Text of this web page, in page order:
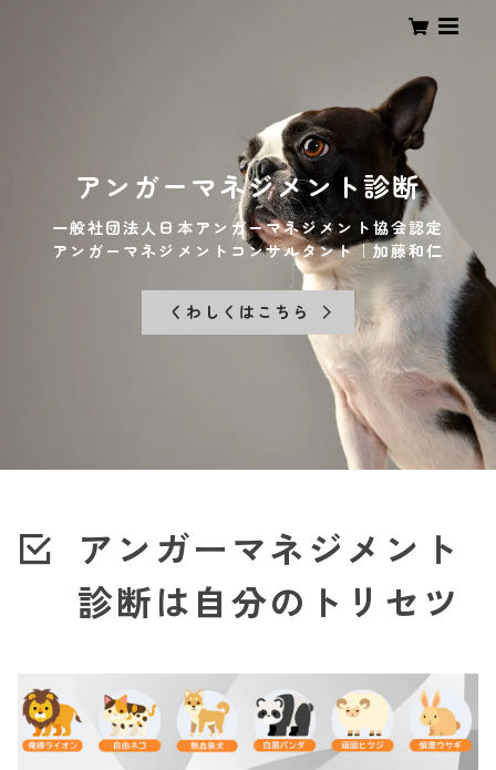
アンガーマネジメント診断
一般社団法人日本アンガーマネジメント協会認定
アンガーマネジメントコンサルタント｜加藤和仁
くわしくはこちら
アンガーマネジメント
診断は自分のトリセツ